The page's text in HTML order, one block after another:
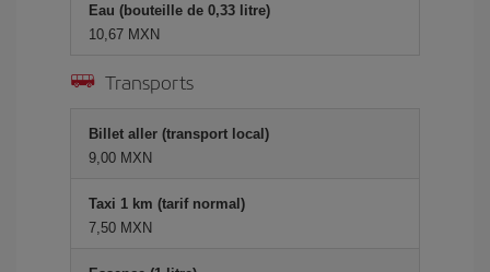
Eau (bouteille de 0,33 litre)
10,67 MXN
Transports
Billet aller (transport local)
9,00 MXN
Taxi 1 km (tarif normal)
7,50 MXN